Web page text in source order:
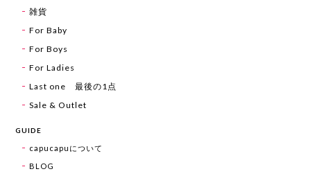
雑貨
For Baby
For Boys
For Ladies
Last one 最後の1点
Sale & Outlet
GUIDE
capucapuについて
BLOG